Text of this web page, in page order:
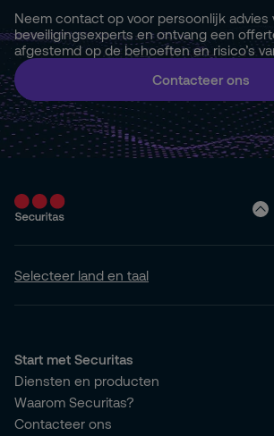
Neem contact op voor persoonlijk advies
beveiligingsexperts en ontvang een
afgestemd op de behoeften en risico’s
Contacteer ons
Selecteer land en taal
Start met Securitas
Diensten en producten
Waarom Securitas?
Contacteer ons